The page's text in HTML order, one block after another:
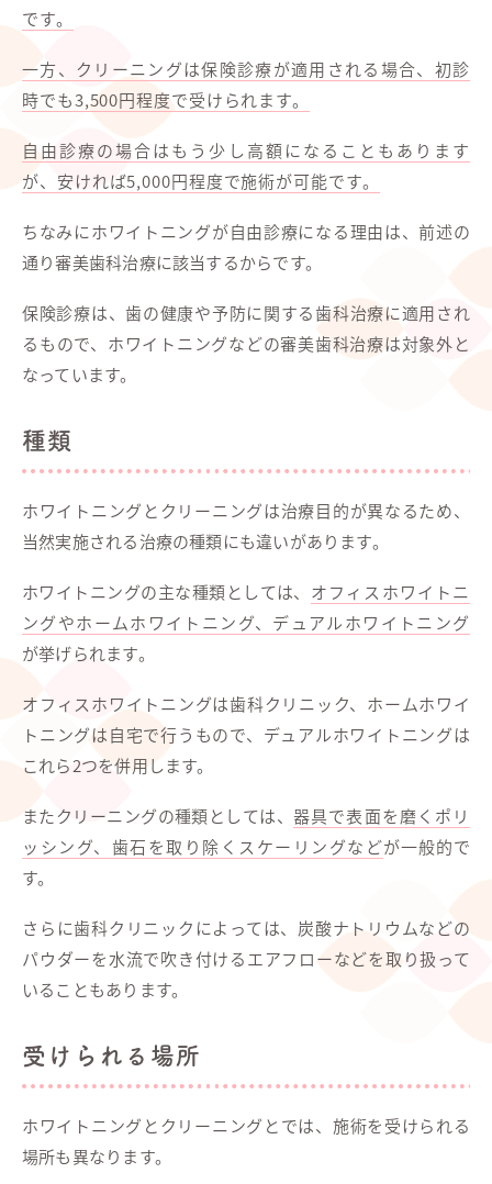
です。
一方、クリーニングは保険診療が適用される場合、初診
時でも3,500円程度で受けられます。
自由診療の場合はもう少し高額になることもあります
が、安ければ5,000円程度で施術が可能です。
ちなみにホワイトニングが自由診療になる理由は、前述の
通り審美歯科治療に該当するからです。
保険診療は、歯の健康や予防に関する歯科治療に適用され
るもので、ホワイトニングなどの審美歯科治療は対象外と
なっています。
種類
ホワイトニングとクリーニングは治療目的が異なるため、
当然実施される治療の種類にも違いがあります。
ホワイトニングの主な種類としては、 オフィスホワイトニ
ングやホームホワイトニング、デュアルホワイトニング
が挙げられます。
オフィスホワイトニングは歯科クリニック、ホームホワイ
トニングは自宅で行うもので、デュアルホワイトニングは
これら2つを併用します。
またクリーニングの種類としては、器具で表面を磨くポリ
ッシング、歯石を取り除くスケーリングなどが一般的で
す。
さらに歯科クリニックによっては、炭酸ナトリウムなどの
パウダーを水流で吹き付けるエアフローなどを取り扱って
いることもあります。
受けられる場所
ホワイトニングとクリーニングとでは、施術を受けられる
場所も異なります。